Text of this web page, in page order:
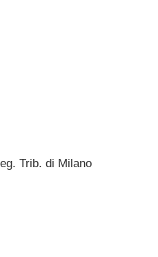
Trib. di Milano